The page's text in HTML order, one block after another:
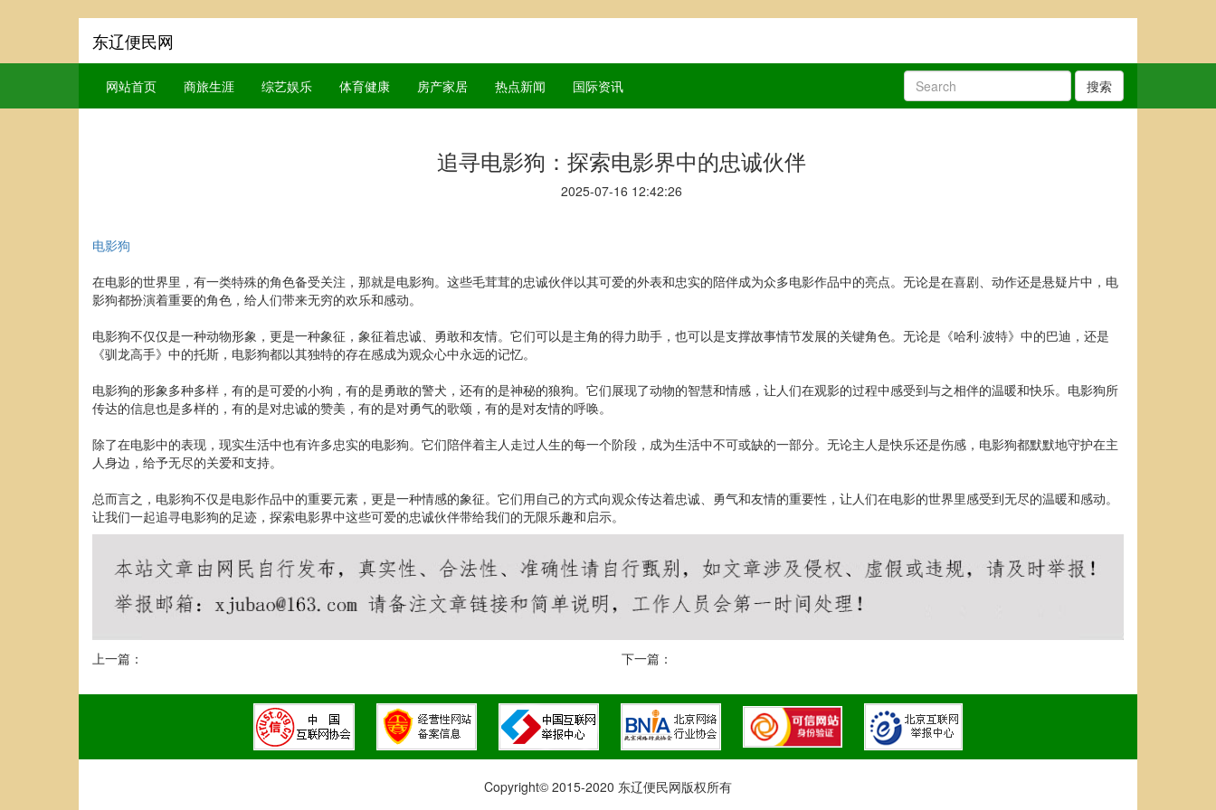
东辽便民网
网站首页 商旅生涯 综艺娱乐 体育健康 房产家居 热点新闻 国际资讯 搜索
追寻电影狗：探索电影界中的忠诚伙伴
2025-07-16 12:42:26
电影狗
在电影的世界里，有一类特殊的角色备受关注，那就是电影狗。这些毛茸茸的忠诚伙伴以其可爱的外表和忠实的陪伴成为众多电影作品中的亮点。无论是在喜剧、动作还是悬疑片中，电
影狗都扮演着重要的角色，给人们带来无穷的欢乐和感动。
电影狗不仅仅是一种动物形象，更是一种象征，象征着忠诚、勇敢和友情。它们可以是主角的得力助手，也可以是支撑故事情节发展的关键角色。无论是《哈利·波特》中的巴迪，还是
《驯龙高手》中的托斯，电影狗都以其独特的存在感成为观众心中永远的记忆。
电影狗的形象多种多样，有的是可爱的小狗，有的是勇敢的警犬，还有的是神秘的狼狗。它们展现了动物的智慧和情感，让人们在观影的过程中感受到与之相伴的温暖和快乐。电影狗所
传达的信息也是多样的，有的是对忠诚的赞美，有的是对勇气的歌颂，有的是对友情的呼唤。
除了在电影中的表现，现实生活中也有许多忠实的电影狗。它们陪伴着主人走过人生的每一个阶段，成为生活中不可或缺的一部分。无论主人是快乐还是伤感，电影狗都默默地守护在主
人身边，给予无尽的关爱和支持。
总而言之，电影狗不仅是电影作品中的重要元素，更是一种情感的象征。它们用自己的方式向观众传达着忠诚、勇气和友情的重要性，让人们在电影的世界里感受到无尽的温暖和感动。
让我们一起追寻电影狗的足迹，探索电影界中这些可爱的忠诚伙伴带给我们的无限乐趣和启示。
上一篇： 下一篇：
Copyright© 2015-2020 东辽便民网版权所有